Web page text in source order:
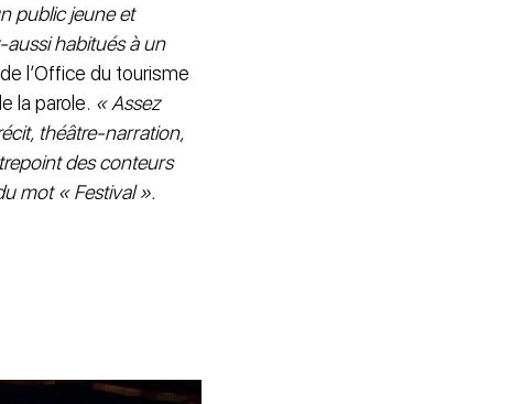
public jeune et
aussi habitués à un
l’Office du tourisme
la parole. « Assez
théâtre-narration,
des conteurs
mot « Festival ».